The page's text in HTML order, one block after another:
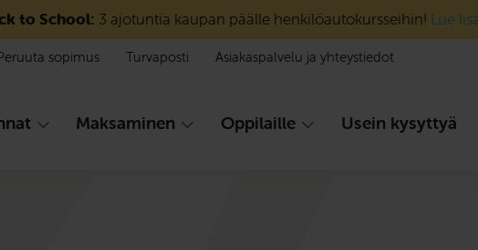
to School: 3 ajotuntia kaupan päälle henkilöautokursseihin! Lue
Maksaminen Oppilaille Usein kysyttyä
sopimus Turvaposti Asiakaspalvelu ja yhteystiedot